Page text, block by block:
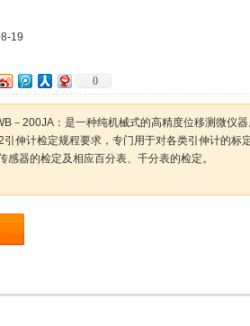
19
0
－200JA：是一种纯机械式的高精度位移测微仪器
伸计检定规程要求，专门用于对各类引伸计的标
感器的检定及相应百分表、千分表的检定。